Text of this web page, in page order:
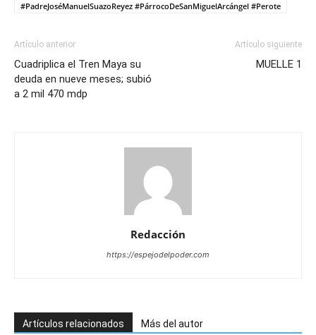
#PadreJoséManuelSuazoReyez #PárrocoDeSanMiguelArcángel #Perote
Artículo anterior
Cuadriplica el Tren Maya su
deuda en nueve meses; subió
a 2 mil 470 mdp
Artículo siguiente
MUELLE 1
Redacción
https://espejodelpoder.com
Artículos relacionados Más del autor